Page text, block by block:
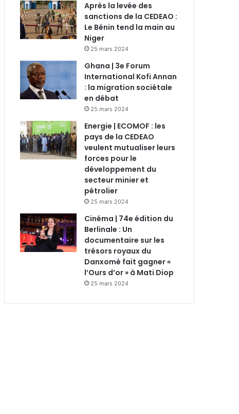
Après la levée des
sanctions de la CEDEAO :
Le Bénin tend la main au
Niger
25 mars 2024
Ghana | 3e Forum
International Kofi Annan
: la migration sociétale
en débat
25 mars 2024
Energie | ECOMOF : les
pays de la CEDEAO
veulent mutualiser leurs
forces pour le
développement du
secteur minier et
pétrolier
25 mars 2024
Cinéma | 74e édition du
Berlinale : Un
documentaire sur les
trésors royaux du
Danxomè fait gagner «
l’Ours d’or » à Mati Diop
25 mars 2024